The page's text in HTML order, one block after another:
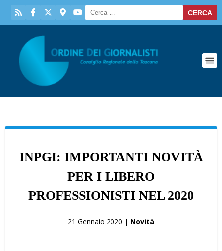
INPGI: IMPORTANTI NOVITÀ
PER I LIBERO
PROFESSIONISTI NEL 2020
21 Gennaio 2020 | Novità